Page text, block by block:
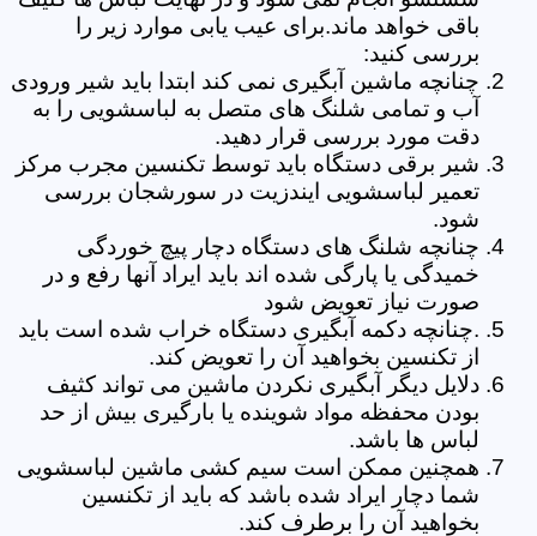
باقی خواهد ماند.برای عیب یابی موارد زیر را
بررسی کنید:
چنانچه ماشین آبگیری نمی کند ابتدا باید شیر ورودی
آب و تمامی شلنگ های متصل به لباسشویی را به
دقت مورد بررسی قرار دهید.
شیر برقی دستگاه باید توسط تکنسین مجرب مرکز
تعمیر لباسشویی ایندزیت در سورشجان بررسی
شود.
چنانچه شلنگ های دستگاه دچار پیچ خوردگی
خمیدگی یا پارگی شده اند باید ایراد آنها رفع و در
صورت نیاز تعویض شود
.چنانچه دکمه آبگیری دستگاه خراب شده است باید
از تکنسین بخواهید آن را تعویض کند.
دلایل دیگر آبگیری نکردن ماشین می تواند کثیف
بودن محفظه مواد شوینده یا بارگیری بیش از حد
لباس ها باشد.
همچنین ممکن است سیم کشی ماشین لباسشویی
شما دچار ایراد شده باشد که باید از تکنسین
بخواهید آن را برطرف کند.